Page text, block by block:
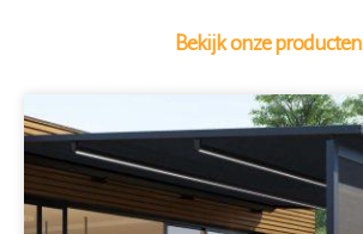
Bekijk onze producten